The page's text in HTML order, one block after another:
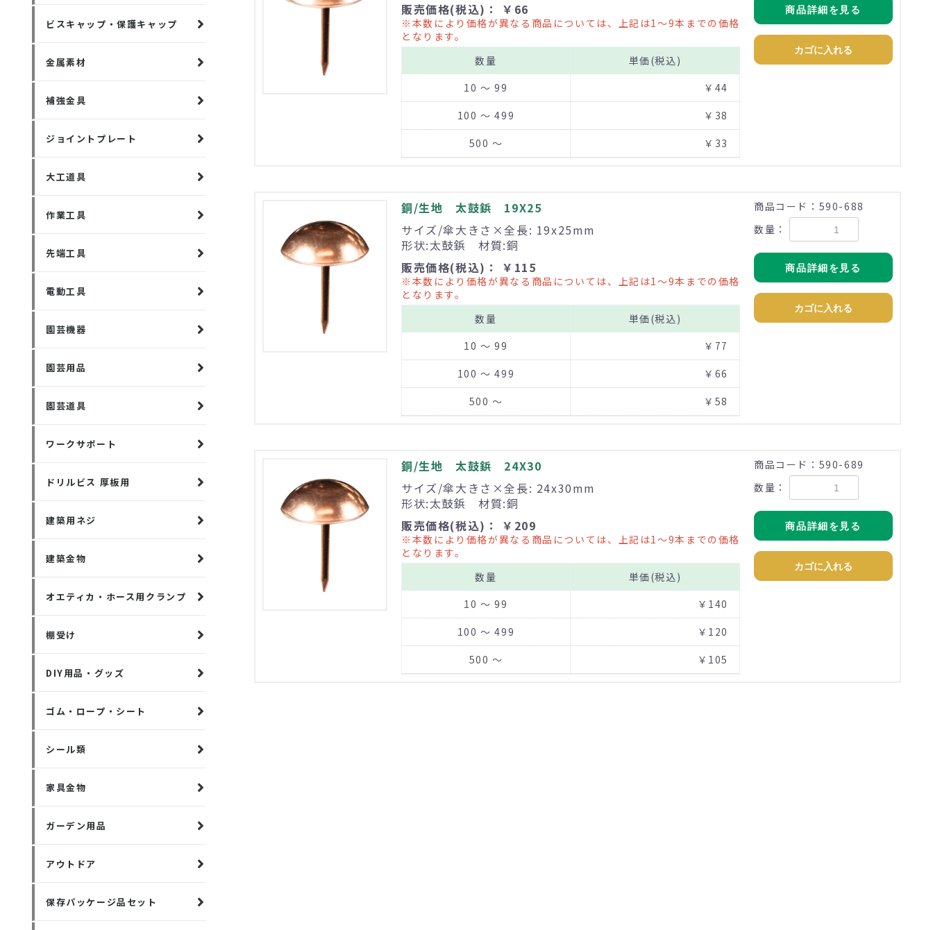
ビスキャップ・保護キャップ
金属素材
補強金具
ジョイントプレート
大工道具
作業工具
先端工具
電動工具
園芸機器
園芸用品
園芸道具
ワークサポート
ドリルビス 厚板用
建築用ネジ
建築金物
オエティカ・ホース用クランプ
棚受け
DIY用品・グッズ
ゴム・ロープ・シート
シール類
家具金物
ガーデン用品
アウトドア
保存パッケージ品セット
販売価格(税込)： ￥66
※本数により価格が異なる商品については、上記は1～9本までの価格
となります。
数量
単価(税込)
10 ～ 99
￥44
100 ～ 499
￥38
500 ～
￥33
商品詳細を見る
カゴに入れる
銅/生地 太鼓鋲 19X25
サイズ/傘大きさ×全長: 19x25mm
形状:太鼓鋲 材質:銅
販売価格(税込)： ￥115
※本数により価格が異なる商品については、上記は1～9本までの価格
となります。
数量
単価(税込)
10 ～ 99
￥77
100 ～ 499
￥66
500 ～
￥58
商品コード：590-688
数量：
商品詳細を見る
カゴに入れる
銅/生地 太鼓鋲 24X30
サイズ/傘大きさ×全長: 24x30mm
形状:太鼓鋲 材質:銅
販売価格(税込)： ￥209
※本数により価格が異なる商品については、上記は1～9本までの価格
となります。
数量
単価(税込)
10 ～ 99
￥140
100 ～ 499
￥120
500 ～
￥105
商品コード：590-689
数量：
商品詳細を見る
カゴに入れる